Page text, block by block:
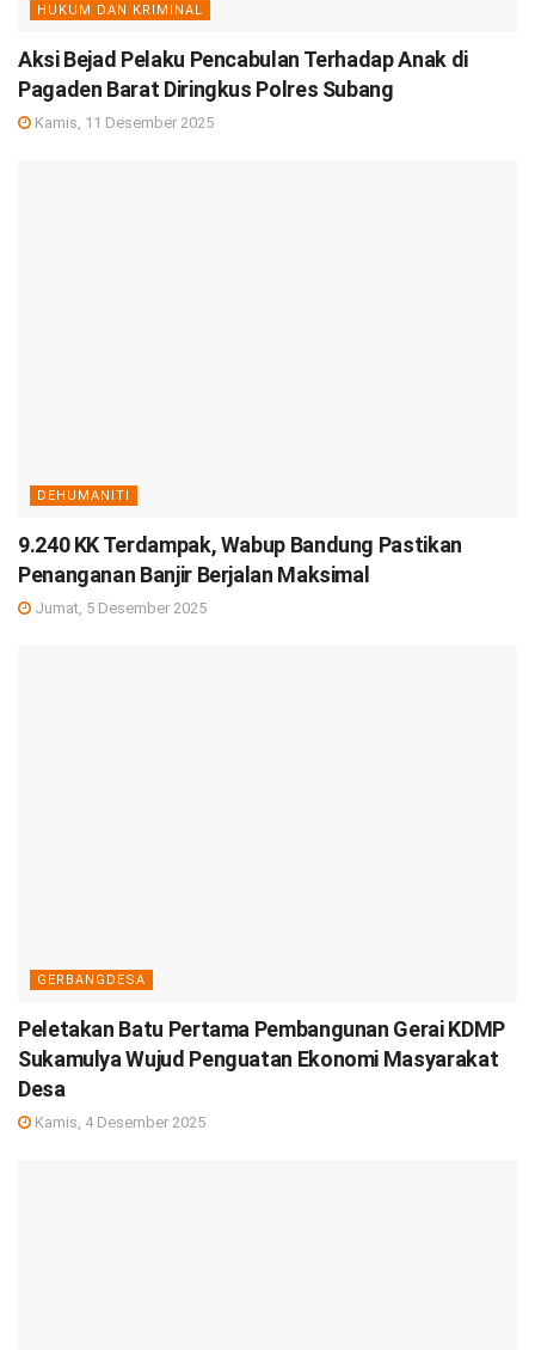
HUKUM DAN KRIMINAL
Aksi Bejad Pelaku Pencabulan Terhadap Anak di
Pagaden Barat Diringkus Polres Subang
Kamis, 11 Desember 2025
DEHUMANITI
9.240 KK Terdampak, Wabup Bandung Pastikan
Penanganan Banjir Berjalan Maksimal
Jumat, 5 Desember 2025
GERBANGDESA
Peletakan Batu Pertama Pembangunan Gerai KDMP
Sukamulya Wujud Penguatan Ekonomi Masyarakat
Desa
Kamis, 4 Desember 2025